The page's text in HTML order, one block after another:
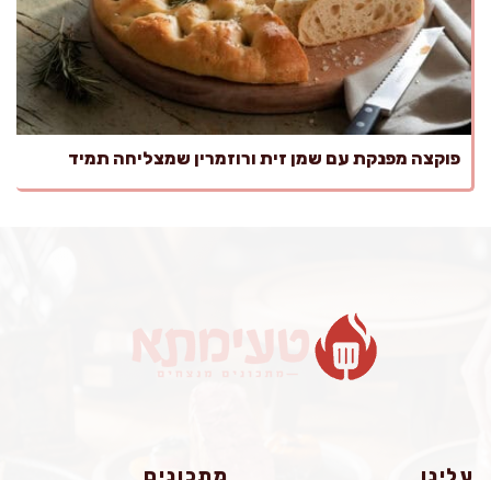
פוקצה מפנקת עם שמן זית ורוזמרין שמצליחה תמיד
עלינו מתכונים